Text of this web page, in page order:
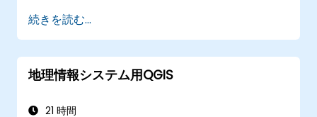
GeopandasやArcpy、PyQGISといったライ
ブラリを用いてベクターデータを操作・解析
できます。
ArcGISおよびQGIS内でPythonスクリプトを
動化できます。
続きを読む...
地理情報システム用QGIS
21 時間